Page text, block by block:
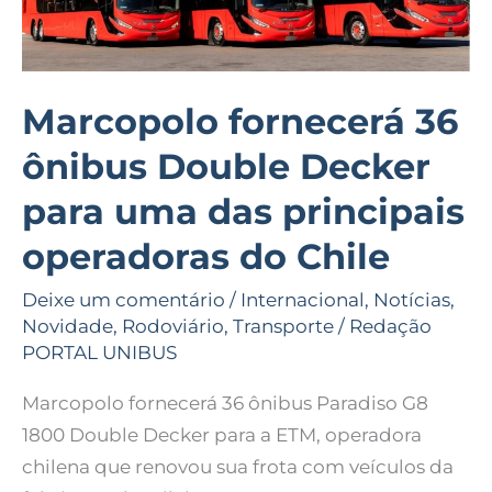
Marcopolo fornecerá 36
ônibus Double Decker
para uma das principais
operadoras do Chile
Deixe um comentário / Internacional, Notícias,
Novidade, Rodoviário, Transporte / Redação
PORTAL UNIBUS
Marcopolo fornecerá 36 ônibus Paradiso G8
1800 Double Decker para a ETM, operadora
chilena que renovou sua frota com veículos da
principais
operadoras
Chile